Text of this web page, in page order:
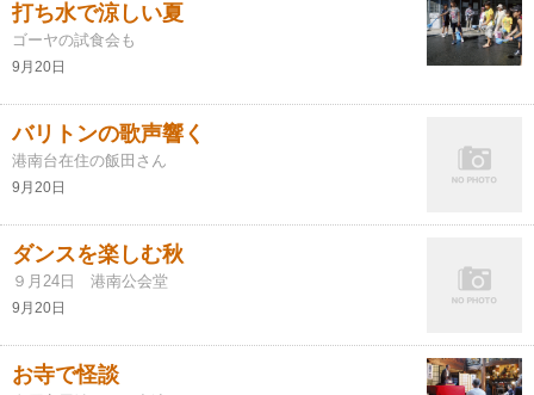
打ち水で涼しい夏
ゴーヤの試食会も
9月20日
バリトンの歌声響く
港南台在住の飯田さん
9月20日
ダンスを楽しむ秋
９月24日 港南公会堂
9月20日
お寺で怪談